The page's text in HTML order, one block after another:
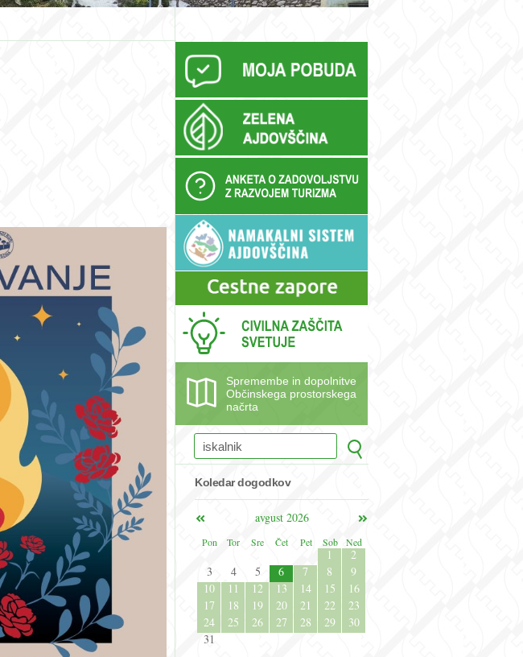
Spremembe in dopolnitve
Občinskega prostorskega
načrta
Koledar dogodkov
avgust 2026
Pon
Tor Sre Čet Pet Sob Ned
1
2
3
4 5 6 7 8
9
10
11 12 13 14 15
16
17
18 19 20 21 22
23
24
25 26 27 28 29
30
31